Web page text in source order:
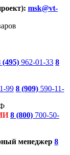
msk@vt-
(495) 962-01-33 8
99 8 (909) 590-11-
8 (800) 700-50-
менеджер 8